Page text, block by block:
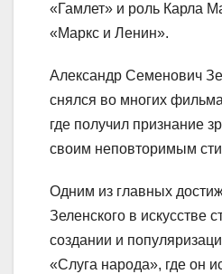
«Гамлет» и роль Карла
«Маркс и Ленин».
Александр Семенович
снялся во многих
где получил признание
своим неповторимым
Одним из главных
Зеленского в искусстве
создании и
«Слуга народа», где он